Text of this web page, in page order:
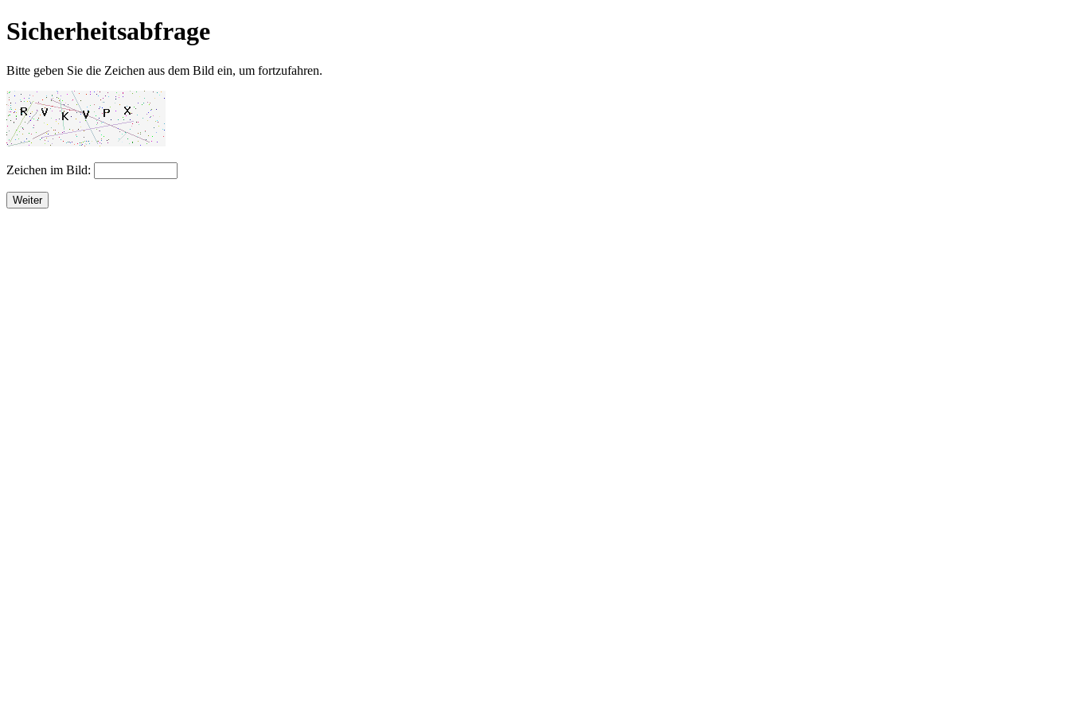
Sicherheitsabfrage
Bitte geben Sie die Zeichen aus dem Bild ein, um fortzufahren.
Zeichen im Bild:
Weiter